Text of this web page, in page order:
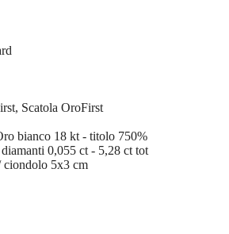
Scatola OroFirst
bianco 18 kt - titolo 750%
0,055 ct - 5,28 ct tot
ciondolo 5x3 cm